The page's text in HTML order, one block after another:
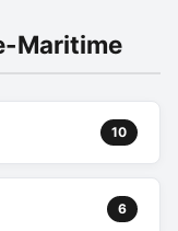
Maritime
10
6